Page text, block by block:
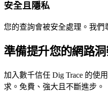
安全且隱私
您的查詢會被安全處理。我們
準備提升您的網路洞
加入數千信任 Dig Trace 的使
求。免費、強大且不斷進步。